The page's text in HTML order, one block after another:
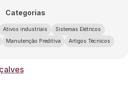
Categorias
Ativos industriais
Sistemas Elétricos
Manutenção Preditiva Artigos Técnicos